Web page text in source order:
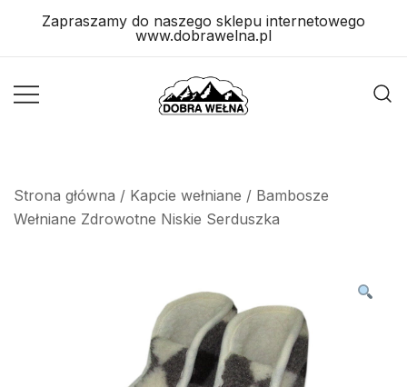
Zapraszamy do naszego sklepu internetowego
www.dobrawelna.pl
Strona główna / Kapcie wełniane / Bambosze
Wełniane Zdrowotne Niskie Serduszka